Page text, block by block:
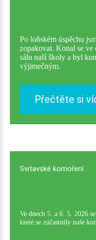
Po loňském úspěchu
zopakovat. Konal se
sálu naší školy a byl
výjimečným.
Přečtěte si
Svitavské komoření
Ve dnech 5. a 6. 5. 2026
které se zúčastnily naše